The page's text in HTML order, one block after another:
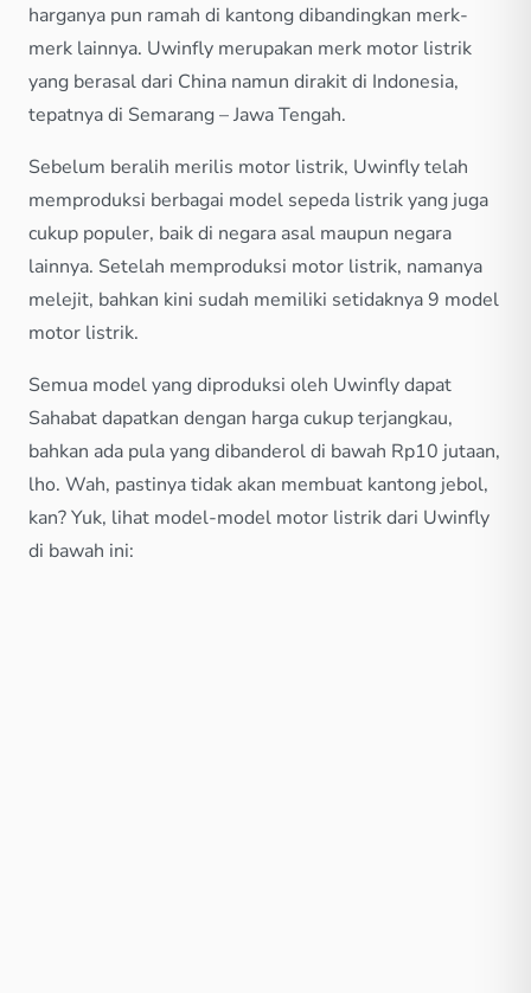
harganya pun ramah di kantong dibandingkan merk-
merk lainnya. Uwinfly merupakan merk motor listrik
yang berasal dari China namun dirakit di Indonesia,
tepatnya di Semarang – Jawa Tengah.
Sebelum beralih merilis motor listrik, Uwinfly telah
memproduksi berbagai model sepeda listrik yang juga
cukup populer, baik di negara asal maupun negara
lainnya. Setelah memproduksi motor listrik, namanya
melejit, bahkan kini sudah memiliki setidaknya 9 model
motor listrik.
Semua model yang diproduksi oleh Uwinfly dapat
Sahabat dapatkan dengan harga cukup terjangkau,
bahkan ada pula yang dibanderol di bawah Rp10 jutaan,
lho. Wah, pastinya tidak akan membuat kantong jebol,
kan? Yuk, lihat model-model motor listrik dari Uwinfly
di bawah ini: